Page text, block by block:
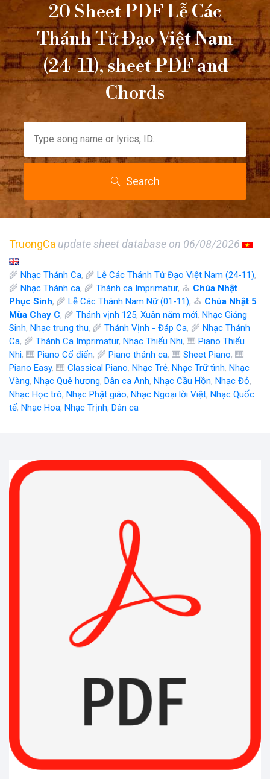
20 Sheet PDF Lễ Các
Thánh Tử Đạo Việt Nam
(24-11), sheet PDF and
Chords
Search
TruongCa update sheet database on 06/08/2026
🌾 Nhạc Thánh Ca, 🌾 Lễ Các Thánh Tử Đạo Việt Nam (24-11),
🌾 Nhạc Thánh ca, 🌾 Thánh ca Imprimatur, ⛪ Chúa Nhật
Phục Sinh, 🌾 Lễ Các Thánh Nam Nữ (01-11), ⛪ Chúa Nhật 5
Mùa Chay C, 🌾 Thánh vịnh 125, Xuân năm mới, Nhạc Giáng
Sinh, Nhạc trung thu, 🌾 Thánh Vịnh - Đáp Ca, 🌾 Nhạc Thánh
Ca, 🌾 Thánh Ca Imprimatur, Nhạc Thiếu Nhi, 🎹 Piano Thiếu
Nhi, 🎹 Piano Cổ điển, 🌾 Piano thánh ca, 🎹 Sheet Piano, 🎹
Piano Easy, 🎹 Classical Piano, Nhạc Trẻ, Nhạc Trữ tình, Nhạc
Vàng, Nhạc Quê hương, Dân ca Anh, Nhạc Cầu Hồn, Nhạc Đỏ,
Nhạc Học trò, Nhạc Phật giáo, Nhạc Ngoại lời Việt, Nhạc Quốc
tế, Nhạc Hoa, Nhạc Trịnh, Dân ca